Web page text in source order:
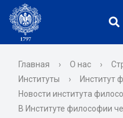
Главная › О нас ›
Институты
› Институт
Новости института
В Институте философии